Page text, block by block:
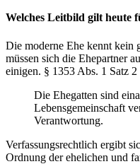
Welches Leitbild gilt heute
Die moderne Ehe kennt kein
müssen sich die Ehepartner
einigen. § 1353 Abs. 1 Satz
Die Ehegatten sind
Lebensgemeinschaft
Verantwortung.
Verfassungsrechtlich ergibt
Ordnung der ehelichen und